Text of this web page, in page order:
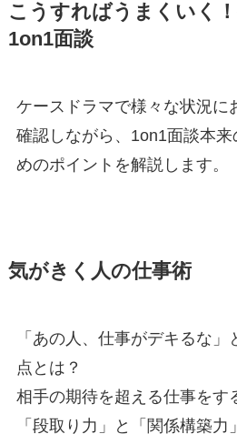
こうすればうまくいく
1on1面談
ケースドラマで様々な状況に
確認しながら、1on1面談本
めのポイントを解説します。
気がきく人の仕事術
「あの人、仕事がデキるな
点とは？
相手の期待を超える仕事をす
「段取り力」と「関係構築